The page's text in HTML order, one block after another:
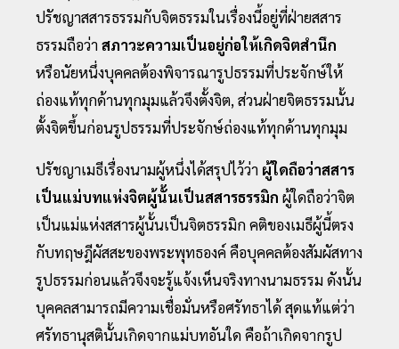
ปรัชญาสสารธรรมกับจิตธรรมในเรื่องนี้อยู่ที่ฝ่ายสสาร
ธรรมถือว่า สภาวะความเป็นอยู่ก่อให้เกิดจิตสํานึก
หรือนัยหนึ่งบุคคลต้องพิจารณารูปธรรมที่ประจักษ์ให้
ถ่องแท้ทุกด้านทุกมุมแล้วจึงตั้งจิต, ส่วนฝ่ายจิตธรรมนั้น
ตั้งจิตขึ้นก่อนรูปธรรมที่ประจักษ์ถ่องแท้ทุกด้านทุกมุม
ปรัชญาเมธีเรื่องนามผู้หนึ่งได้สรุปไว้ว่า ผู้ใดถือว่าสสาร
เป็นแม่บทแห่งจิตผู้นั้นเป็นสสารธรรมิก ผู้ใดถือว่าจิต
เป็นแม่แห่งสสารผู้นั้นเป็นจิตธรรมิก คติของเมธีผู้นี้ตรง
กับทฤษฎีผัสสะของพระพุทธองค์ คือบุคคลต้องสัมผัสทาง
รูปธรรมก่อนแล้วจึงจะรู้แจ้งเห็นจริงทางนามธรรม ดังนั้น
บุคคลสามารถมีความเชื่อมั่นหรือศรัทธาได้ สุดแท้แต่ว่า
ศรัทธานุสตินั้นเกิดจากแม่บทอันใด คือถ้าเกิดจากรูป